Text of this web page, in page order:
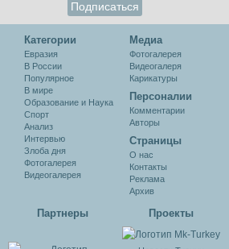
Категории
Евразия
В России
Популярное
В мире
Образование и Наука
Спорт
Анализ
Интервью
Злоба дня
Фотогалерея
Видеогалерея
Медиа
Фотогалерея
Видеогалеря
Карикатуры
Персоналии
Комментарии
Авторы
Cтраницы
О нас
Контакты
Реклама
Архив
Партнеры Проекты